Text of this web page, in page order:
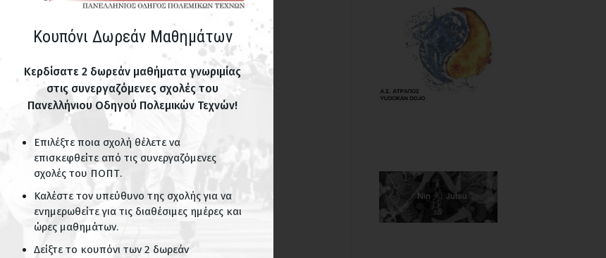
Κουπόνι Δωρεάν Μαθημάτων
Κερδίσατε 2 δωρεάν μαθήματα γνωριμίας
στις συνεργαζόμενες σχολές του
Πανελλήνιου Οδηγού Πολεμικών Τεχνών!
Επιλέξτε ποια σχολή θέλετε να
επισκεφθείτε από τις συνεργαζόμενες
σχολές του ΠΟΠΤ.
Καλέστε τον υπεύθυνο της σχολής για να
ενημερωθείτε για τις διαθέσιμες ημέρες και
ώρες μαθημάτων.
Δείξτε το κουπόνι των 2 δωρεάν